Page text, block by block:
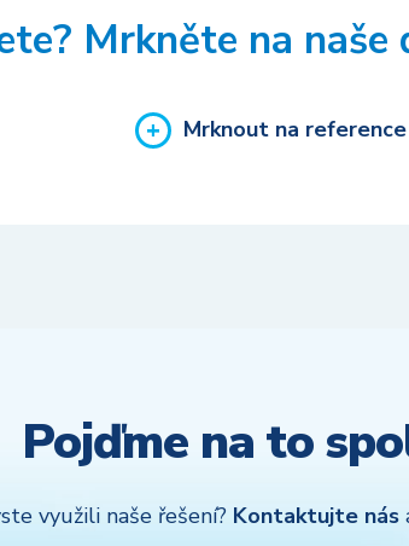
Mrkněte na
Mrknout na reference
Pojďme na to
využili naše řešení? Kontaktujte nás